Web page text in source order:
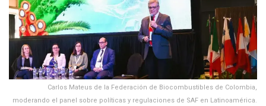
Carlos Mateus de la Federación de Biocombustibles de Colombia,
moderando el panel sobre políticas y regulaciones de SAF en Latinoamérica.